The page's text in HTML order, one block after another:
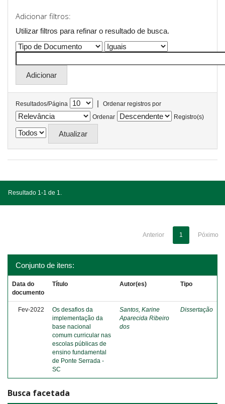
Adicionar filtros:
Utilizar filtros para refinar o resultado de busca.
Resultados/Página |
Ordenar registros por
Ordenar
Registro(s)
Resultado 1-1 de 1.
Anterior 1 Póximo
Conjunto de itens:
Data do
documento
Título Autor(es) Tipo
Fev-2022
Os desafios da
implementação da
base nacional
comum curricular nas
escolas públicas de
ensino fundamental
de Ponte Serrada -
SC
Santos, Karine
Aparecida Ribeiro
dos
Dissertação
Busca facetada